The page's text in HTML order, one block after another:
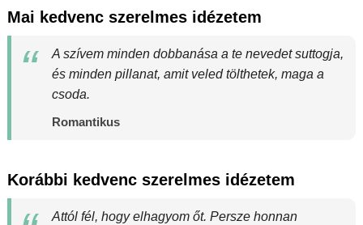
Mai kedvenc szerelmes idézetem
A szívem minden dobbanása a te nevedet suttogja,
és minden pillanat, amit veled tölthetek, maga a
csoda.
Romantikus
Korábbi kedvenc szerelmes idézetem
Attól fél, hogy elhagyom őt. Persze honnan